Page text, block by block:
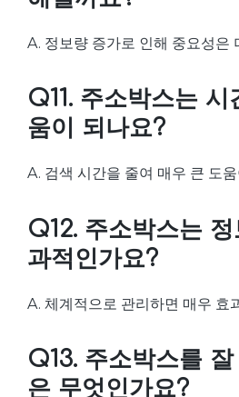
A. 정보량 증가로 인해 중요성은
Q11. 주소박스는
움이 되나요?
A. 검색 시간을 줄여 매우 큰 도
Q12. 주소박스는
과적인가요?
A. 체계적으로 관리하면 매우 효
Q13. 주소박스를
은 무엇인가요?